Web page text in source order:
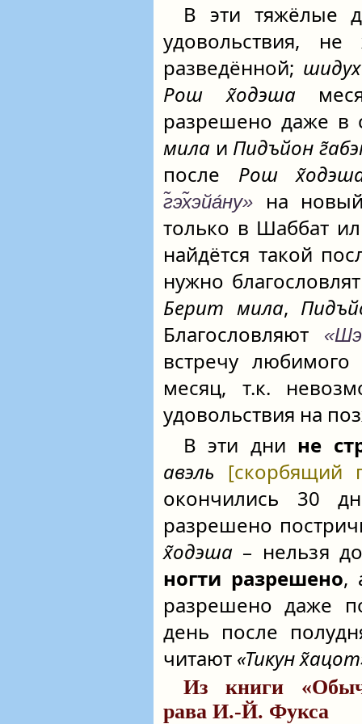
В эти тяжёлые
удовольствия, не
разведённой; шидух
Рош х̃одэша
разрешено даже в
мила и Пидъйон
после Рош
г̃эх̃эйа́ну»
на
только в Шаббат
найдётся такой
нужно
Берит мила,
Благословляют
встречу
месяц, т.к.
удовольствия на
В эти дни не
авэль
[скорбящий
окончились 30
разрешено
х̃одэша – нельзя
ногти разрешено,
разрешено даже
день после
читают «Тикун
Из книги
рава И.-Й. Фукса